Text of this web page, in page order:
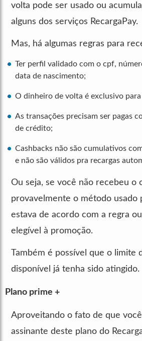
volta pode ser usado ou
alguns dos serviços RecargaPay.
Mas, há algumas regras para
Ter perfil validado com o cpf,
data de nascimento;
O dinheiro de volta é exclusivo
As transações precisam ser pagas
de crédito;
Cashbacks não são cumulativos
e não são válidos pra recargas
Ou seja, se você não recebeu o
provavelmente o método usado
estava de acordo com a regra
elegível à promoção.
Também é possível que o limite
disponível já tenha sido atingido.
Plano prime +
Aproveitando o fato de que
assinante deste plano do